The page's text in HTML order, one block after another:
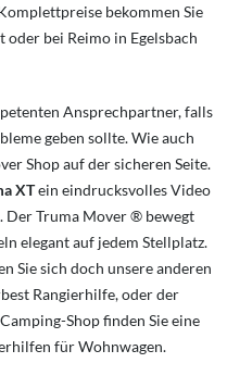
bekommen Sie
bei Reimo in Egelsbach
Ansprechpartner, falls
geben sollte. Wie auch
Shop auf der sicheren Seite.
XTein eindrucksvolles Video
Der Truma Mover ® bewegt
elegant auf jedem Stellplatz.
Sie sich doch unsere anderen
Rangierhilfe, oder der
Shop finden Sie eine
für Wohnwagen.